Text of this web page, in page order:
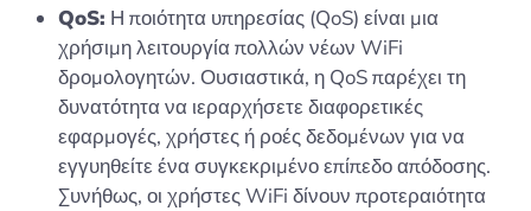
QoS: Η ποιότητα υπηρεσίας (QoS) είναι μια
χρήσιμη λειτουργία πολλών νέων WiFi
δρομολογητών. Ουσιαστικά, η QoS παρέχει τη
δυνατότητα να ιεραρχήσετε διαφορετικές
εφαρμογές, χρήστες ή ροές δεδομένων για να
εγγυηθείτε ένα συγκεκριμένο επίπεδο απόδοσης.
Συνήθως, οι χρήστες WiFi δίνουν προτεραιότητα